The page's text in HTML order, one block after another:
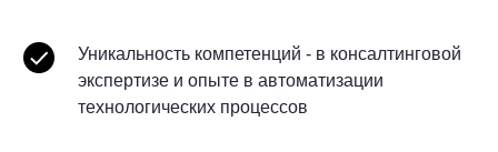
Уникальность компетенций - в консалтинговой
экспертизе и опыте в автоматизации
технологических процессов